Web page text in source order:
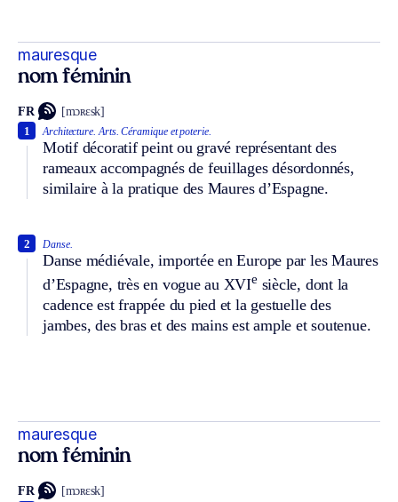
mauresque
nom féminin
FR [mɔʀɛsk]
Architecture. Arts. Céramique et poterie.
Motif décoratif peint ou gravé représentant des
rameaux accompagnés de feuillages désordonnés,
similaire à la pratique des Maures d’Espagne.
1
Danse.
Danse médiévale, importée en Europe par les Maures
d’Espagne, très en vogue au XVIe siècle, dont la
cadence est frappée du pied et la gestuelle des
jambes, des bras et des mains est ample et soutenue.
2
mauresque
nom féminin
FR [mɔʀɛsk]